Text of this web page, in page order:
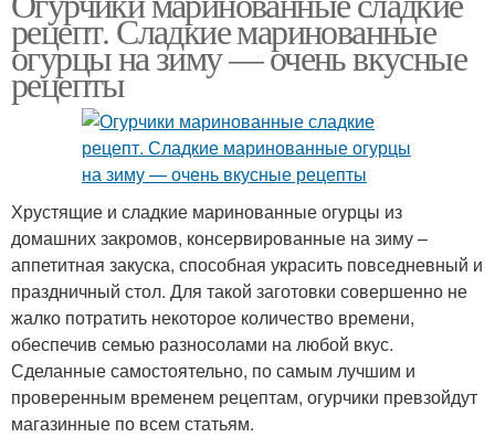
рецепт. Сладкие маринованные
огурцы на зиму — очень вкусные
рецепты
Хрустящие и сладкие маринованные огурцы из
домашних закромов, консервированные на зиму –
аппетитная закуска, способная украсить повседневный и
праздничный стол. Для такой заготовки совершенно не
жалко потратить некоторое количество времени,
обеспечив семью разносолами на любой вкус.
Сделанные самостоятельно, по самым лучшим и
проверенным временем рецептам, огурчики превзойдут
магазинные по всем статьям.